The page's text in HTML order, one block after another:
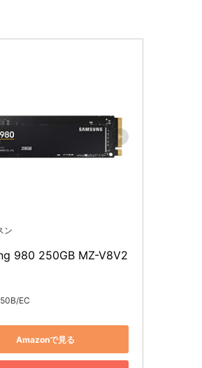
ン
980 250GB MZ-V8V2
EC
Amazonで見る